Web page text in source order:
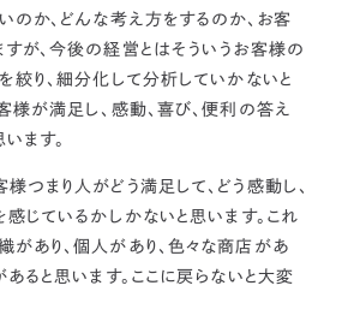
のか、どんな考え方をするのか、お客
が、今後の経営とはそういうお客様の
絞り、細分化して分析していかないと
様が満足し、感動、喜び、便利の答え
ます。
つまり人がどう満足して、どう感動し、
感じているかしかないと思います。これ
あり、個人があり、色々な商店があ
あると思います。ここに戻らないと大変